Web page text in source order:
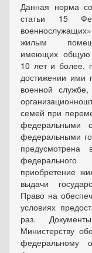
Данная норма
статьи 15
жилым
имеющих общую
10 лет и более,
достижении ими
военной
семей при
федеральными
федеральными
приобретение
выдачи
Право на
условиях
раз.
Министерству
федеральному